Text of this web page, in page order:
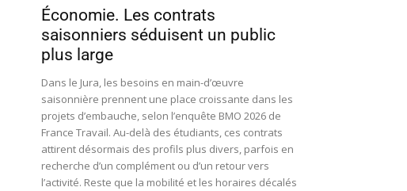
Économie. Les contrats
saisonniers séduisent un public
plus large
Dans le Jura, les besoins en main-d’œuvre
saisonnière prennent une place croissante dans les
projets d’embauche, selon l’enquête BMO 2026 de
France Travail. Au-delà des étudiants, ces contrats
attirent désormais des profils plus divers, parfois en
recherche d’un complément ou d’un retour vers
l’activité. Reste que la mobilité et les horaires décalés